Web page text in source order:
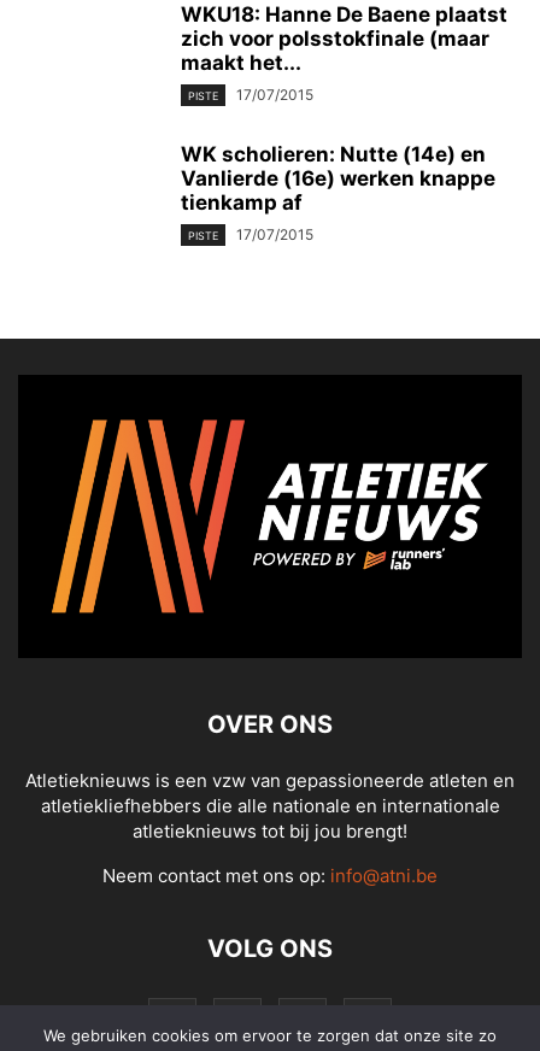
WKU18: Hanne De Baene plaatst
zich voor polsstokfinale (maar
maakt het...
PISTE 17/07/2015
WK scholieren: Nutte (14e) en
Vanlierde (16e) werken knappe
tienkamp af
PISTE 17/07/2015
OVER ONS
Atletieknieuws is een vzw van gepassioneerde atleten en
atletiekliefhebbers die alle nationale en internationale
atletieknieuws tot bij jou brengt!
Neem contact met ons op: info@atni.be
VOLG ONS
We gebruiken cookies om ervoor te zorgen dat onze site zo